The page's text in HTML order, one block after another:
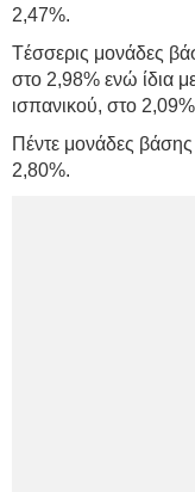
2,47%.
Tέσσερις μονάδες
στο 2,98% ενώ ίδια
ισπανικού, στο
Πέντε μονάδες βάσης
2,80%.